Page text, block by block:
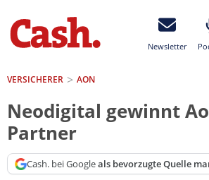
Newsletter
VERSICHERER AON
Neodigital gewinnt
Partner
Cash. bei Googleals bevorzugte Quelle